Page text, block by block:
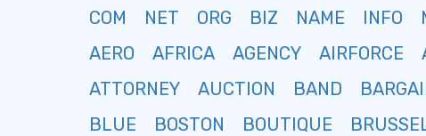
COM NET ORG BIZ NAME INFO
AERO
AFRICA AGENCY AIRFORCE
ATTORNEY
AUCTION BAND
BLUE
BOSTON BOUTIQUE